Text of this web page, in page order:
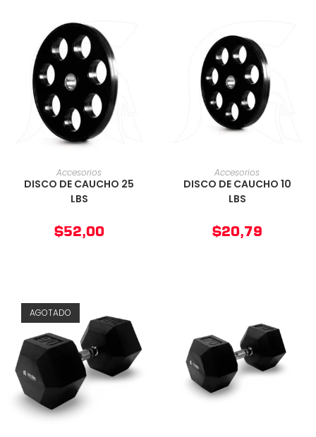
AÑADIR AL CARRITO
Accesorios
DISCO DE CAUCHO 25
LBS
$52,00
AÑADIR AL CARRITO
Accesorios
DISCO DE CAUCHO 10
LBS
$20,79
AGOTADO